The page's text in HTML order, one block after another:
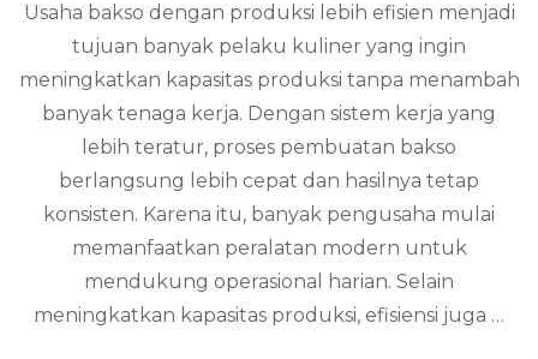
Bakso
dengan
Produksi
Lebih
Efisien
dan
Untung
Maksimal
Usaha bakso dengan produksi lebih efisien menjadi
tujuan banyak pelaku kuliner yang ingin
meningkatkan kapasitas produksi tanpa menambah
banyak tenaga kerja. Dengan sistem kerja yang
lebih teratur, proses pembuatan bakso
berlangsung lebih cepat dan hasilnya tetap
konsisten. Karena itu, banyak pengusaha mulai
memanfaatkan peralatan modern untuk
mendukung operasional harian. Selain
meningkatkan kapasitas produksi, efisiensi juga …